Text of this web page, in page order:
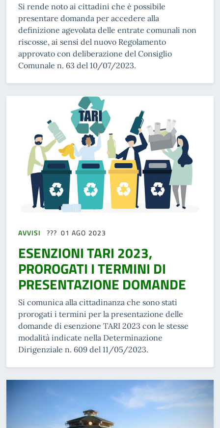
Si rende noto ai cittadini che è possibile
presentare domanda per accedere alla
definizione agevolata delle entrate comunali non
riscosse, ai sensi del nuovo Regolamento
approvato con deliberazione del Consiglio
Comunale n. 63 del 10/07/2023.
AVVISI 01 AGO 2023
ESENZIONI TARI 2023,
PROROGATI I TERMINI DI
PRESENTAZIONE DOMANDE
Si comunica alla cittadinanza che sono stati
prorogati i termini per la presentazione delle
domande di esenzione TARI 2023 con le stesse
modalità indicate nella Determinazione
Dirigenziale n. 609 del 11/05/2023.